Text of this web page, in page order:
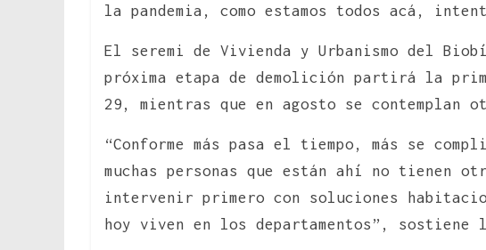
la pandemia, como estamos todos acá,
El seremi de Vivienda y Urbanismo del
próxima etapa de demolición partirá la
29, mientras que en agosto se contemplan
“Conforme más pasa el tiempo, más se
muchas personas que están ahí no tienen
intervenir primero con soluciones
hoy viven en los departamentos”, sostiene